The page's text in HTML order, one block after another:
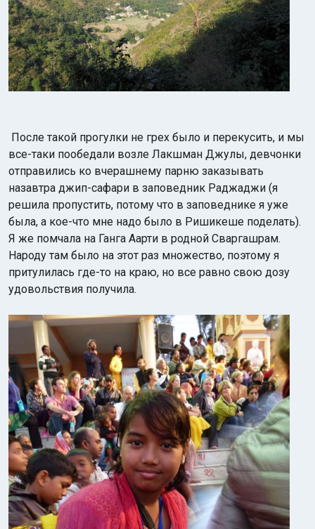
После такой прогулки не грех было и перекусить, и мы
все-таки пообедали возле Лакшман Джулы, девчонки
отправились ко вчерашнему парню заказывать
назавтра джип-сафари в заповедник Раджаджи (я
решила пропустить, потому что в заповеднике я уже
была, а кое-что мне надо было в Ришикеше поделать).
Я же помчала на Ганга Аарти в родной Сваргашрам.
Народу там было на этот раз множество, поэтому я
притулилась где-то на краю, но все равно свою дозу
удовольствия получила.